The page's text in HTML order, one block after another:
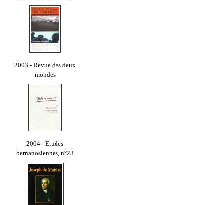
2003 - Revue des deux
mondes
2004 - Études
bernanosiennes, n°23